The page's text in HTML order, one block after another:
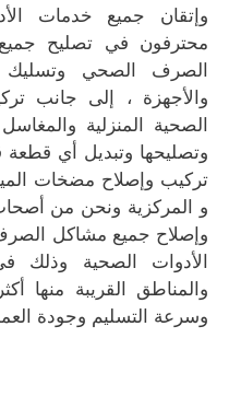
وإتقان جميع خدمات
محترفون في تصليح
الصرف الصحي وتسليك
والأجهزة ، إلى جانب
الصحية المنزلية
وتصليحها وتبديل أي قطعة
تركيب وإصلاح مضخات
و المركزية ونحن من
وإصلاح جميع مشاكل
الأدوات الصحية وذلك
والمناطق القريبة منها
وسرعة التسليم وجودة